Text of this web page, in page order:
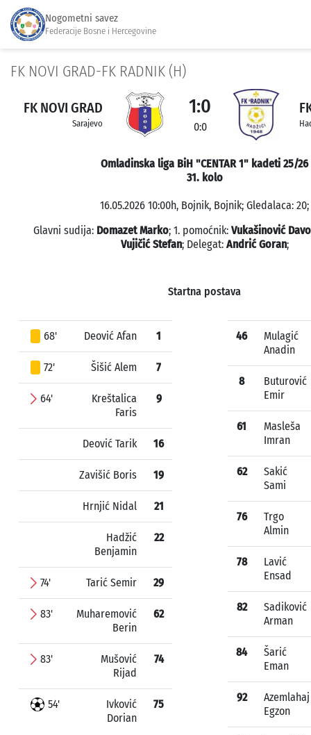
Nogometni savez
Federacije Bosne i Hercegovine
FK NOVI GRAD-FK RADNIK (H)
FK NOVI GRAD
Sarajevo
1:0
0:0
Omladinska liga BiH "CENTAR 1" kadeti 25/26
31. kolo
16.05.2026 10:00h, Bojnik, Bojnik; Gledalaca: 20;
Glavni sudija: Domazet Marko; 1. pomoćnik: Vukašinović
Vujičić Stefan; Delegat: Andrić Goran;
Startna postava
68' Deović Afan 1
72' Šišić Alem 7
64'
Kreštalica
Faris
9
Deović Tarik 16
Zavišić Boris 19
Hrnjić Nidal 21
Hadžić
Benjamin
22
74' Tarić Semir 29
83'
Muharemović
Berin
62
83'
Mušović
Rijad
74
54'
Ivković
Dorian
75
46
Mulagić
Anadin
8
Buturović
Emir
61
Masleša
Imran
62
Sakić
Sami
76
Trgo
Almin
78
Lavić
Ensad
82
Sadiković
Arman
84
Šarić
Eman
92
Azemlahaj
Egzon